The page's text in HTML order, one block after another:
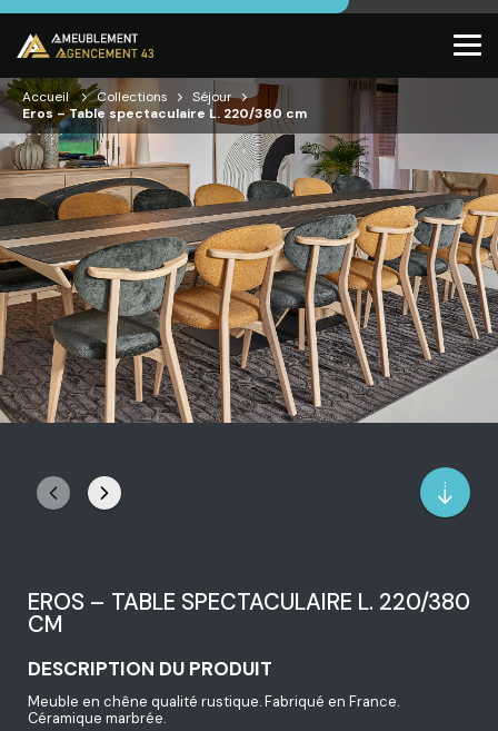
Accueil Collections
Séjour
Eros – Table spectaculaire L. 220/380 cm
EROS – TABLE SPECTACULAIRE L. 220/380
CM
DESCRIPTION DU PRODUIT
Meuble en chêne qualité rustique. Fabriqué en France.
Céramique marbrée.